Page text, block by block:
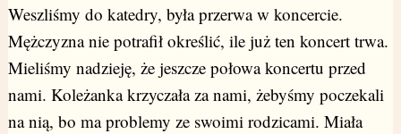
Weszliśmy do katedry, była przerwa w koncercie.
Mężczyzna nie potrafił określić, ile już ten koncert trwa.
Mieliśmy nadzieję, że jeszcze połowa koncertu przed
nami. Koleżanka krzyczała za nami, żebyśmy poczekali
na nią, bo ma problemy ze swoimi rodzicami. Miała